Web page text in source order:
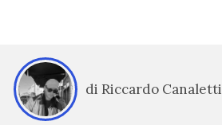
di Riccardo Canaletti